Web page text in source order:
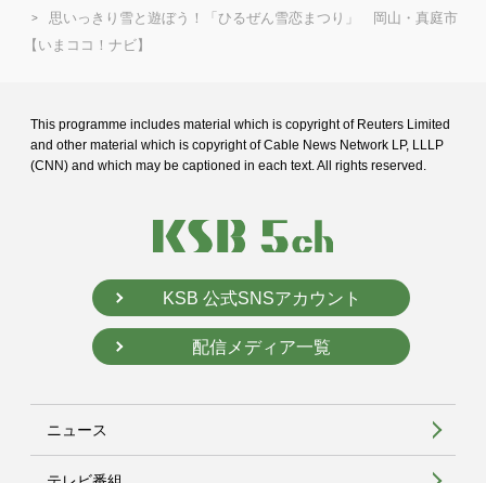
思いっきり雪と遊ぼう！「ひるぜん雪恋まつり」 岡山・真庭市
【いまココ！ナビ】
This programme includes material which is copyright of Reuters Limited
and other material which is copyright of Cable News Network LP, LLLP
(CNN) and which may be captioned in each text. All rights reserved.
KSB 公式SNSアカウント
配信メディア一覧
ニュース